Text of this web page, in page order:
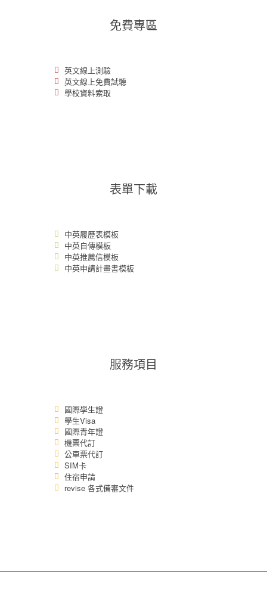
免費專區
英文線上測驗
英文線上免費試聽
學校資料索取
表單下載
中英履歷表模板
中英自傳模板
中英推薦信模板
中英申請計畫書模板
服務項目
國際學生證
學生Visa
國際青年證
機票代訂
公車票代訂
SIM卡
住宿申請
revise 各式備審文件